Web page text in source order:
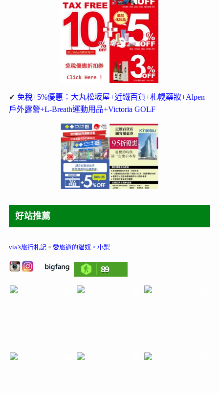
✔ 免稅+5%優惠：大丸松坂屋+近鐵百貨+札幌藥妝+Alpen
戶外露營+L-Breath運動用品+Victoria GOLF
好站推薦
via’s旅行札記。 愛旅遊的貓奴‧小梨
89